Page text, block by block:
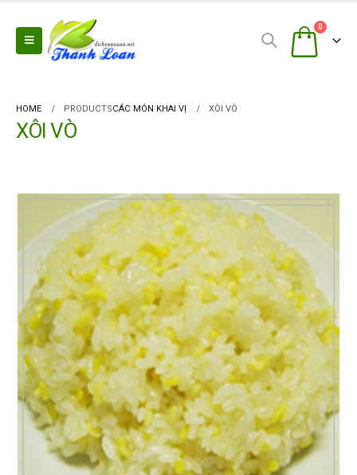
0
HOME PRODUCTSCÁC MÓN KHAI VỊ XÔI VÒ
XÔI VÒ